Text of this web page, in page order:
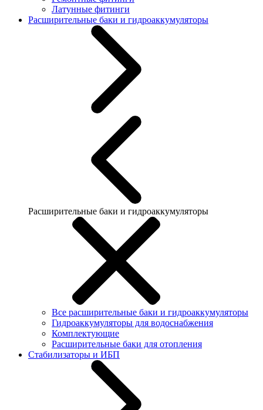
Латунные фитинги
Расширительные баки и гидроаккумуляторы
Расширительные баки и гидроаккумуляторы
Все расширительные баки и гидроаккумуляторы
Гидроаккумуляторы для водоснабжения
Комплектующие
Расширительные баки для отопления
Стабилизаторы и ИБП